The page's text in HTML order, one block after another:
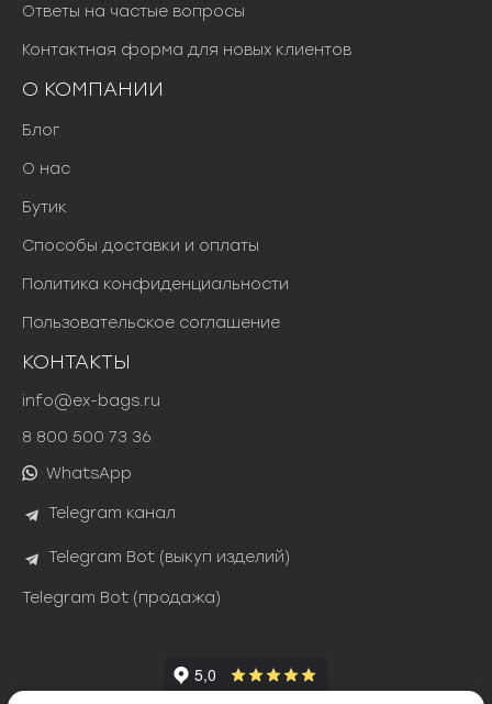
Ответы на частые вопросы
Контактная форма для новых клиентов
О КОМПАНИИ
Блог
О нас
Бутик
Способы доставки и оплаты
Политика конфиденциальности
Пользовательское соглашение
КОНТАКТЫ
info@ex-bags.ru
8 800 500 73 36
WhatsApp
Telegram канал
Telegram Bot (выкуп изделий)
Telegram Bot (продажа)